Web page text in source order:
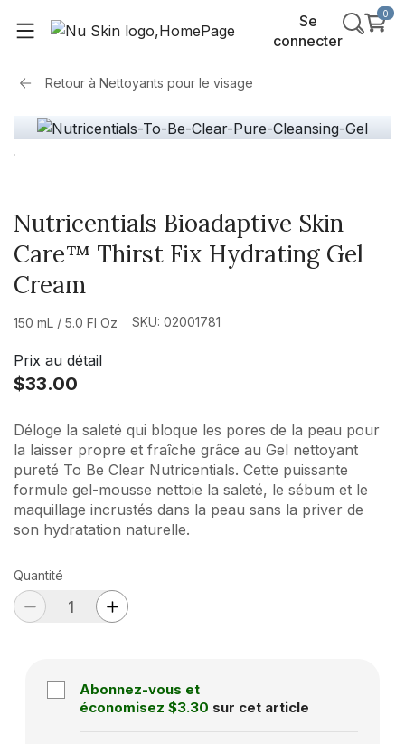
Se
connecter
0
Retour à Nettoyants pour le visage
Nutricentials Bioadaptive Skin
Care™ Thirst Fix Hydrating Gel
Cream
150 mL / 5.0 Fl Oz SKU: 02001781
Prix au détail
$33.00
Déloge la saleté qui bloque les pores de la peau pour
la laisser propre et fraîche grâce au Gel nettoyant
pureté To Be Clear Nutricentials. Cette puissante
formule gel-mousse nettoie la saleté, le sébum et le
maquillage incrustés dans la peau sans la priver de
son hydratation naturelle.
Quantité
Abonnez-vous et
économisez $3.30 sur cet article